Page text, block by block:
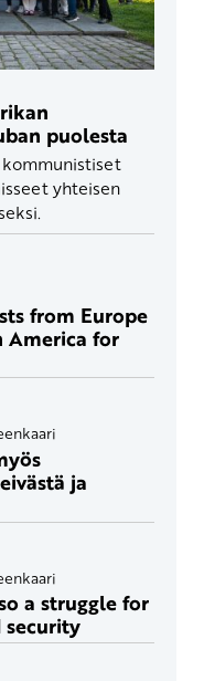
puolesta
kommunistiset
yhteisen
from Europe
America for
ja
a struggle for
security